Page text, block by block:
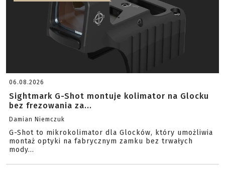
06.08.2026
Sightmark G-Shot montuje kolimator na Glocku
bez frezowania za...
Damian Niemczuk
G-Shot to mikrokolimator dla Glocków, który umożliwia
montaż optyki na fabrycznym zamku bez trwałych
mody...